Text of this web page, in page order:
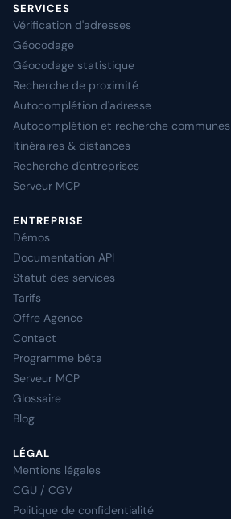
SERVICES
Vérification d'adresses
Géocodage
Géocodage statistique
Recherche de proximité
Autocomplétion d'adresse
Autocomplétion et recherche communes
Itinéraires & distances
Recherche d'entreprises
Serveur MCP
ENTREPRISE
Démos
Documentation API
Statut des services
Tarifs
Offre Agence
Contact
Programme bêta
Serveur MCP
Glossaire
Blog
LÉGAL
Mentions légales
CGU / CGV
Politique de confidentialité